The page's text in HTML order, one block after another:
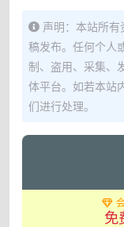
声明：本站所
稿发布。任何个人
制、盗用、采集、
体平台。如若本站
们进行处理。
免